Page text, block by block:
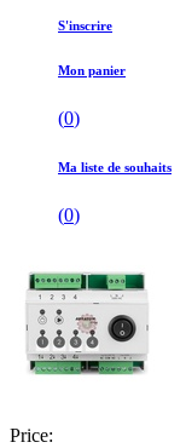
S'inscrire
Mon panier
(0)
Ma liste de souhaits
(0)
Price: